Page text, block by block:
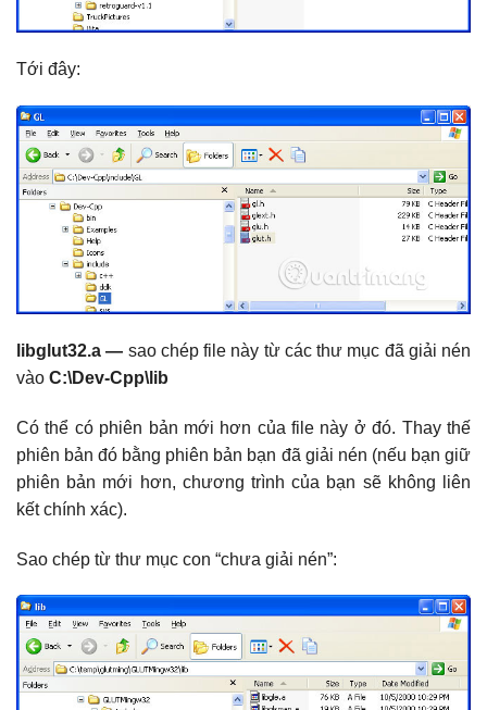
Tới đây:
libglut32.a — sao chép file này từ các thư mục đã giải nén
vào C:\Dev-Cpp\lib
Có thể có phiên bản mới hơn của file này ở đó. Thay thế
phiên bản đó bằng phiên bản bạn đã giải nén (nếu bạn giữ
phiên bản mới hơn, chương trình của bạn sẽ không liên
kết chính xác).
Sao chép từ thư mục con “chưa giải nén”: